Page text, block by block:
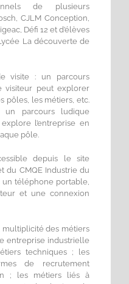
de plusieurs
CJLM Conception,
Défi 12 et d’élèves
La découverte de
visite : un parcours
visiteur peut explorer
pôles, les métiers, etc.
un parcours ludique
l’entreprise en
pôle.
depuis le site
du CMQE Industrie du
un téléphone portable,
et une connexion
multiplicité des métiers
entreprise industrielle
techniques ; les
de recrutement
; les métiers liés à